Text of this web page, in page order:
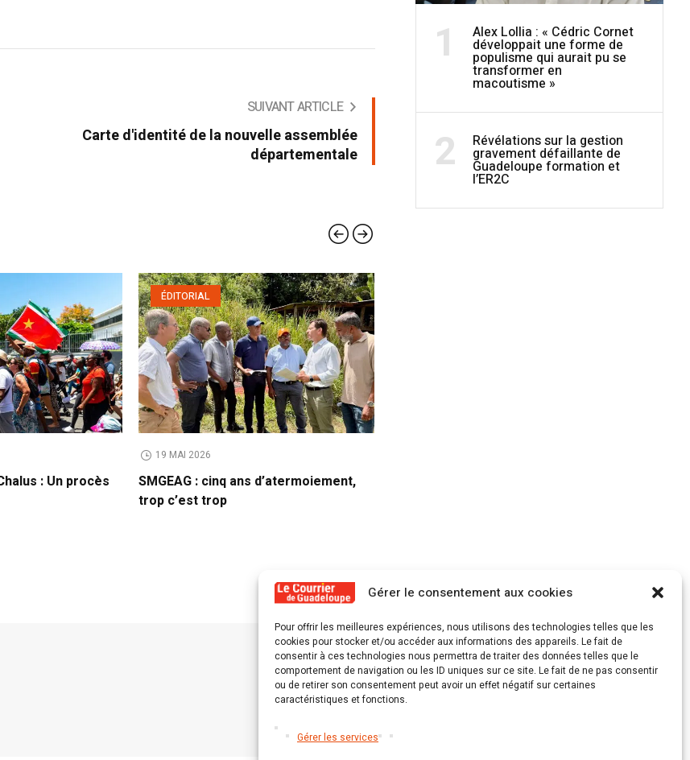
Gérer le consentement aux cookies
Pour offrir les meilleures expériences, nous utilisons des technologies telles que les
cookies pour stocker et/ou accéder aux informations des appareils. Le fait de
consentir à ces technologies nous permettra de traiter des données telles que le
comportement de navigation ou les ID uniques sur ce site. Le fait de ne pas consentir
ou de retirer son consentement peut avoir un effet négatif sur certaines
caractéristiques et fonctions.
Gérer les services
SUIVANT ARTICLE
Carte d'identité de la nouvelle assemblée
départementale
: Un procès
ÉDITORIAL
19 MAI 2026
SMGEAG : cinq ans d’atermoiement,
trop c’est trop
1 Alex Lollia : « Cédric Cornet
développait une forme de
populisme qui aurait pu se
transformer en
macoutisme »
2 Révélations sur la gestion
gravement défaillante de
Guadeloupe formation et
l’ER2C